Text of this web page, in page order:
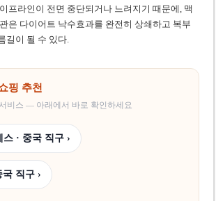
프라인이 전면 중단되거나 느려지기 때문에, 맥
은 다이어트 낙수효과를 완전히 상쇄하고 복부
길이 될 수 있다.
핑 추천
비스 — 아래에서 바로 확인하세요
· 중국 직구 ›
직구 ›